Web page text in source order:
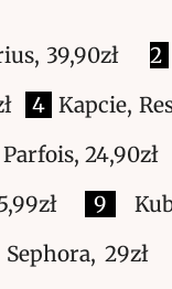
39,90zł 2
4 Kapcie,
24,90zł
9
29zł